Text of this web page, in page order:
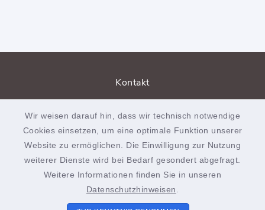
Wir weisen darauf hin, dass wir technisch notwendige
Cookies einsetzen, um eine optimale Funktion unserer
Website zu ermöglichen. Die Einwilligung zur Nutzung
weiterer Dienste wird bei Bedarf gesondert abgefragt.
Weitere Informationen finden Sie in unseren
Datenschutzhinweisen
Kontakt
Datenschutz
Impressum
Sitemap